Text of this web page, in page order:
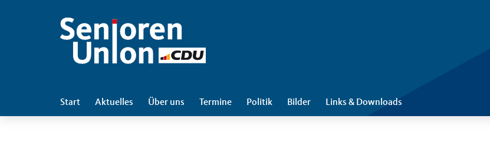
Start Aktuelles Über uns Termine Politik Bilder Links & Downloads